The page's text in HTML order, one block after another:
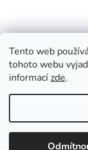
Tento web
tohoto webu
informacízde.